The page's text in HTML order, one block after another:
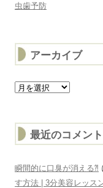
虫歯予防
アーカイブ
ア
ー
最近のコメント
瞬間的に口臭が消える⁈
す方法 | 3分美容レッス